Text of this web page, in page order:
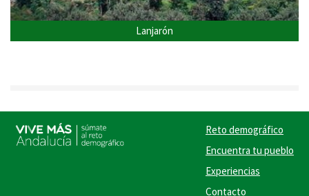
Lanjarón
Reto demográfico
Encuentra tu pueblo
Experiencias
Contacto